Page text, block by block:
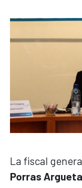
La fiscal
Porras Argueta